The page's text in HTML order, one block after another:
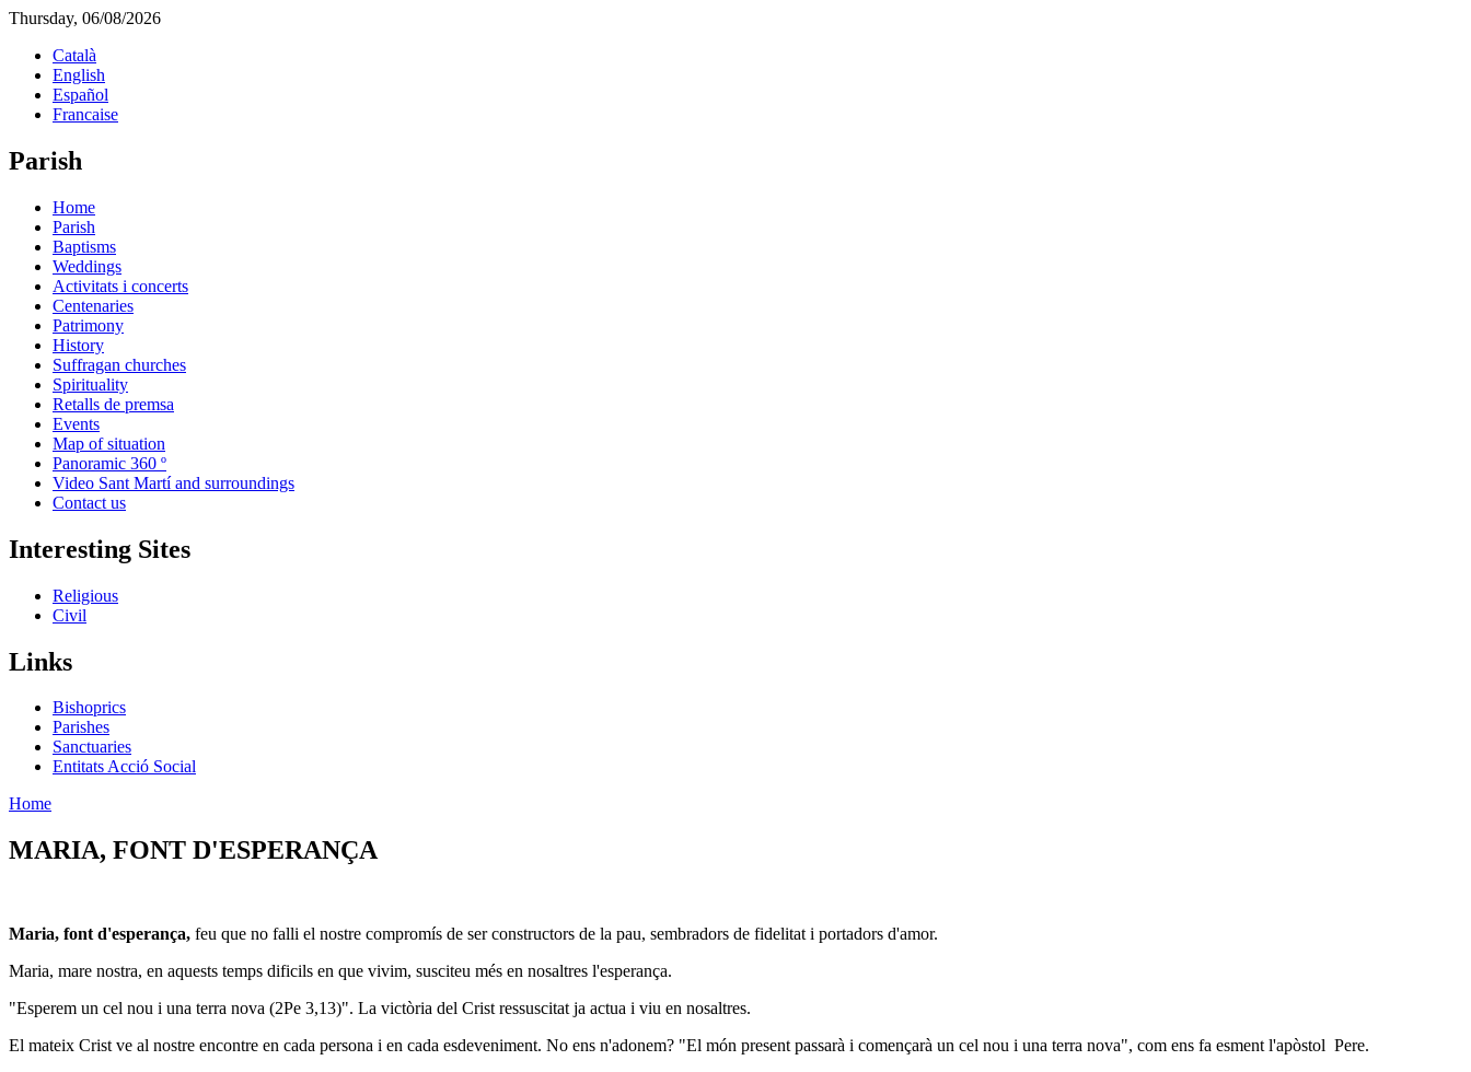
Thursday, 06/08/2026
Català
English
Español
Francaise
Parish
Home
Parish
Baptisms
Weddings
Activitats i concerts
Centenaries
Patrimony
History
Suffragan churches
Spirituality
Retalls de premsa
Events
Map of situation
Panoramic 360 º
Video Sant Martí and surroundings
Contact us
Interesting Sites
Religious
Civil
Links
Bishoprics
Parishes
Sanctuaries
Entitats Acció Social
Home
MARIA, FONT D'ESPERANÇA
Maria, font d'esperança, feu que no falli el nostre compromís de ser constructors de la pau, sembradors de fidelitat i portadors d'amor.
Maria, mare nostra, en aquests temps dificils en que vivim, susciteu més en nosaltres l'esperança.
"Esperem un cel nou i una terra nova (2Pe 3,13)". La victòria del Crist ressuscitat ja actua i viu en nosaltres.
El mateix Crist ve al nostre encontre en cada persona i en cada esdeveniment. No ens n'adonem? "El món present passarà i començarà un cel nou i una terra nova", com ens fa esment l'apòstol Pere.